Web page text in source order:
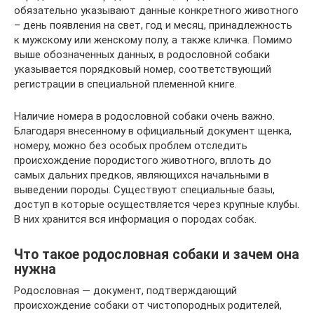
обязательно указывают данные конкретного животного
– день появления на свет, год и месяц, принадлежность
к мужскому или женскому полу, а также кличка. Помимо
выше обозначенных данных, в родословной собаки
указывается порядковый номер, соответствующий
регистрации в специальной племенной книге.
Наличие номера в родословной собаки очень важно.
Благодаря внесенному в официальный документ щенка,
номеру, можно без особых проблем отследить
происхождение породистого животного, вплоть до
самых дальних предков, являющихся начальными в
выведении породы. Существуют специальные базы,
доступ в которые осуществляется через крупные клубы.
В них хранится вся информация о породах собак.
Что такое родословная собаки и зачем она
нужна
Родословная — документ, подтверждающий
происхождение собаки от чистопородных родителей,